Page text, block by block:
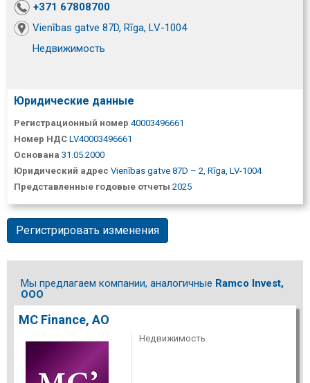
+371 67808700
Vienības gatve 87D, Rīga, LV-1004
Недвижимость
Юридические данные
Регистрационный номер 40003496661
Номер НДС LV40003496661
Основана 31.05.2000
Юридический адрес Vienības gatve 87D – 2, Rīga, LV-1004
Представленные годовые отчеты 2025
Регистрировать изменения
Мы предлагаем компании, аналогичные Ramco Invest,
ООО
MC Finance, АО
Недвижимость